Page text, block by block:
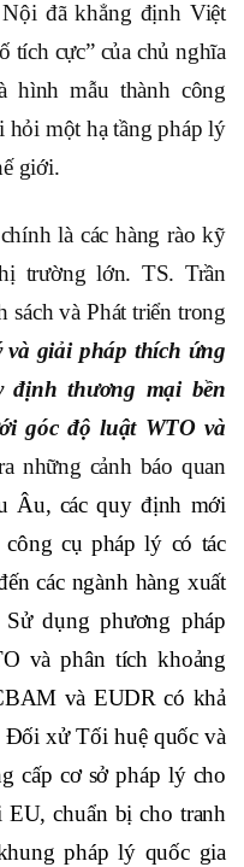
đã khẳng định Việt
tích cực” của chủ nghĩa
hình mẫu thành công
một hạ tầng pháp lý
giới.
là các hàng rào kỹ
trường lớn. TS. Trần
và Phát triển trong
và giải pháp thích ứng
định thương mại bền
góc độ luật WTO và
những cảnh báo quan
Âu, các quy định mới
cụ pháp lý có tác
các ngành hàng xuất
dụng phương pháp
và phân tích khoảng
và EUDR có khả
Đối xử Tối huệ quốc và
cấp cơ sở pháp lý cho
chuẩn bị cho tranh
pháp lý quốc gia